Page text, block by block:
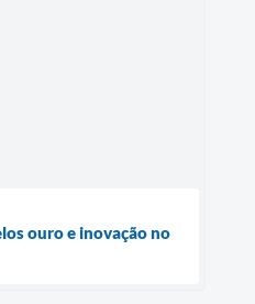
ouro e inovação no